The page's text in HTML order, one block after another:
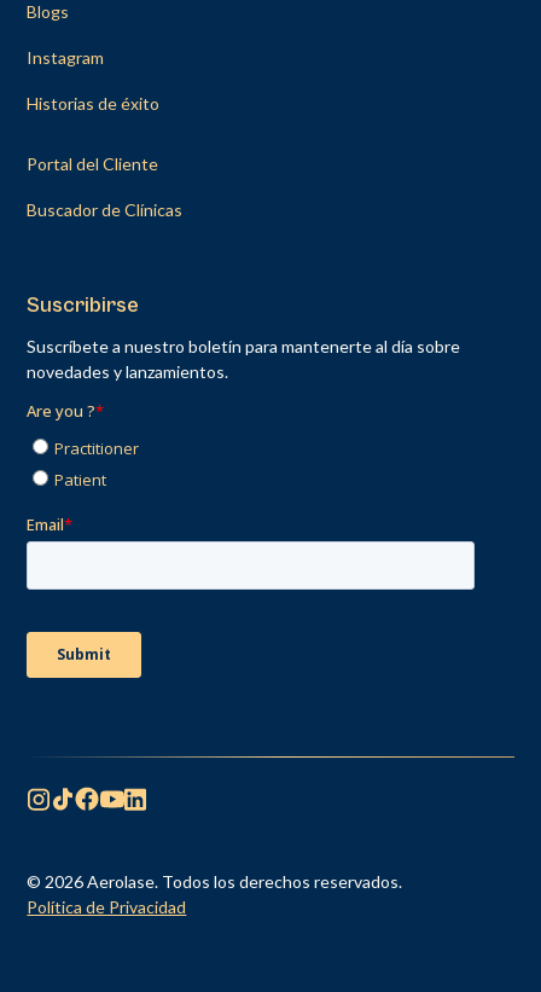
Blogs
Instagram
Historias de éxito
Portal del Cliente
Buscador de Clínicas
Suscribirse
Suscríbete a nuestro boletín para mantenerte al día sobre
novedades y lanzamientos.
© 2026 Aerolase. Todos los derechos reservados.
Política de Privacidad